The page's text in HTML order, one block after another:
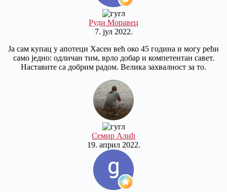
Руди Моравец
7. јул 2022.
Ја сам купац у апотеци Хасен већ око 45 година и могу рећи
само једно: одличан тим, врло добар и компетентан савет.
Наставите са добрим радом. Велика захвалност за то.
Семир Алић
19. април 2022.